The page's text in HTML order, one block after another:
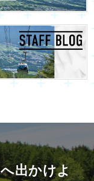
出かけよ